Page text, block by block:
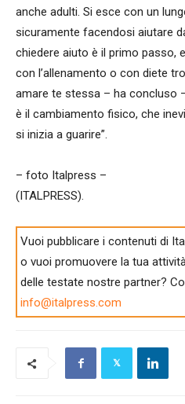
anche adulti. Si esce con un
sicuramente facendosi aiutare
chiedere aiuto è il primo passo,
con l’allenamento o con diete
amare te stessa – ha concluso
è il cambiamento fisico, che
si inizia a guarire”.
– foto Italpress –
(ITALPRESS).
Vuoi pubblicare i contenuti di
o vuoi promuovere la tua
delle testate nostre partner?
info@italpress.com